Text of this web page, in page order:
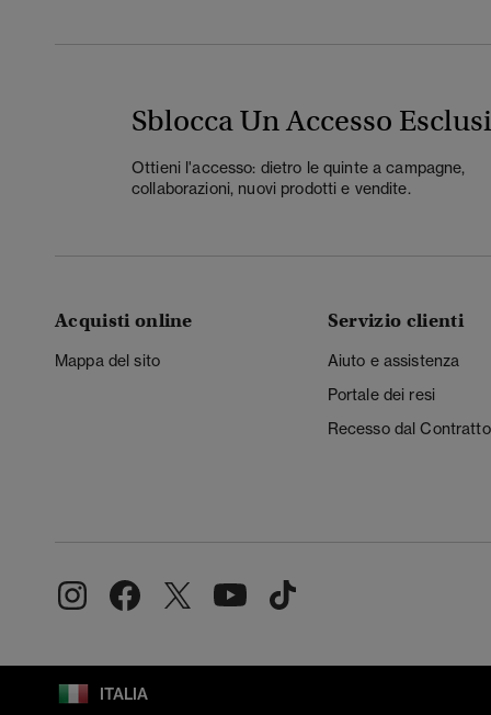
Sblocca Un Accesso
Ottieni l'accesso: dietro le quinte a campagne,
collaborazioni, nuovi prodotti e vendite.
Acquisti online
Mappa del sito
Servizio clienti
Aiuto e assistenza
Portale dei resi
Recesso dal Contratto
ITALIA